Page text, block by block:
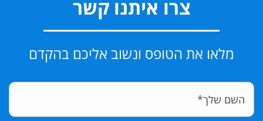
צרו איתנו קשר
מלאו את הטופס ונשוב אליכם בהקדם